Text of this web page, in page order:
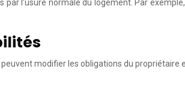
l’usure normale du logement. Par
modifier les obligations du propriétaire